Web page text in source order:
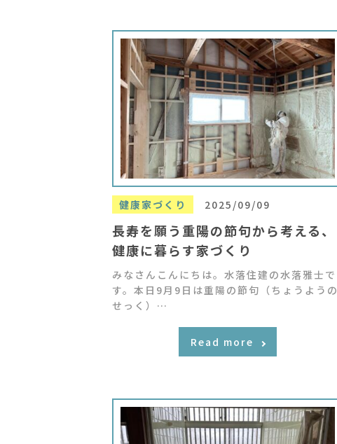
健康家づくり 2025/09/09
長寿を願う重陽の節句から考える、
健康に暮らす家づくり
みなさんこんにちは。水落住建の水落雅士で
す。本日9月9日は重陽の節句（ちょうようの
せっく）…
Read more